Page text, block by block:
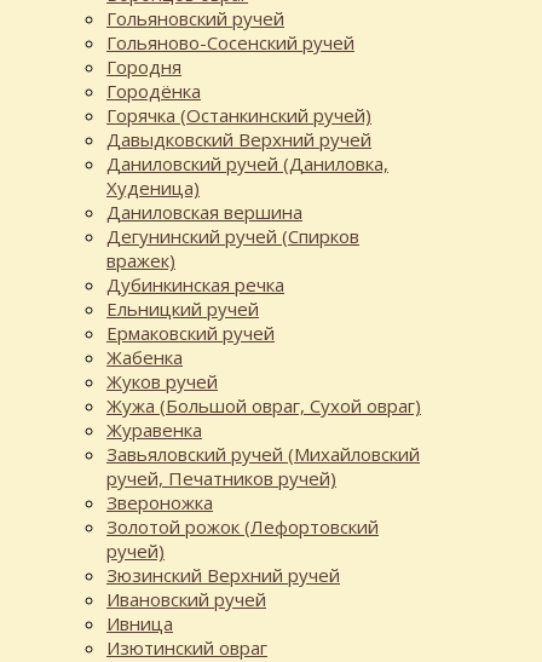
Гольяновский ручей
Гольяново-Сосенский ручей
Городня
Городёнка
Горячка (Останкинский ручей)
Давыдковский Верхний ручей
Даниловский ручей (Даниловка,
Худеница)
Даниловская вершина
Дегунинский ручей (Спирков
вражек)
Дубинкинская речка
Ельницкий ручей
Ермаковский ручей
Жабенка
Жуков ручей
Жужа (Большой овраг, Сухой овраг)
Журавенка
Завьяловский ручей (Михайловский
ручей, Печатников ручей)
Звероножка
Золотой рожок (Лефортовский
ручей)
Зюзинский Верхний ручей
Ивановский ручей
Ивница
Изютинский овраг